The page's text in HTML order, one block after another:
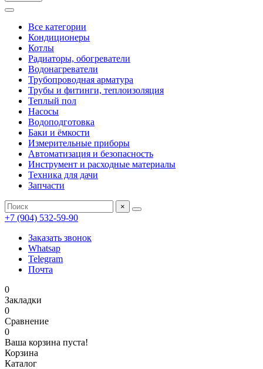
Все категории
Кондиционеры
Котлы
Радиаторы, обогреватели
Водонагреватели
Трубопроводная арматура
Трубы и фитинги, теплоизоляция
Теплый пол
Насосы
Водоподготовка
Баки и ёмкости
Измерительные приборы
Автоматизация и безопасность
Инструмент и расходные материалы
Техника для дачи
Запчасти
×
+7 (904) 532-59-90
Заказать звонок
Whatsap
Telegram
Почта
0
Закладки
0
Сравнение
0
Ваша корзина пуста!
Корзина
Каталог